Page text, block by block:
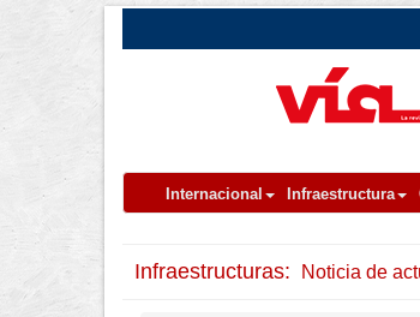
Internacional Infraestructura
Infraestructuras: Noticia de